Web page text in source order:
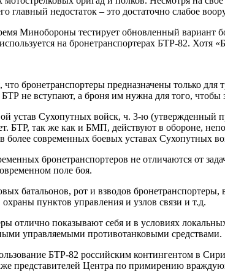
главный недостаток – это достаточно слабое
Минобороны тестирует обновленный
на бронетранспортерах БТР-82. Хотя
что бронетранспортеры предназначены только
не вступают, а броня им нужна для того,
устав Сухопутных войск, ч. 3-ю (утвержденный
БТР, так же как и БМП, действуют в обороне,
более современных боевых уставах Сухопутных
бронетранспортеров не отличаются от
поле боя.
батальонов, рот и взводов
пунктов управления и узлов связи и т.д.
отлично показывают себя и в условиях
управляемыми противотанковыми средствами.
БТР-82 российским контингентом в
представителей Центра по примирению